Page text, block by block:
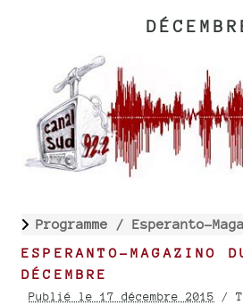
Programme / Esperanto-
ESPERANTO-MAGAZINO
DÉCEMBRE
Publié le 17 décembre 2015 /